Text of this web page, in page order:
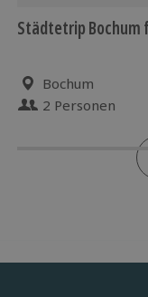
Städtetrip Bochum
Bochum
2 Personen